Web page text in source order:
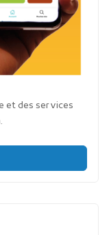
et des services